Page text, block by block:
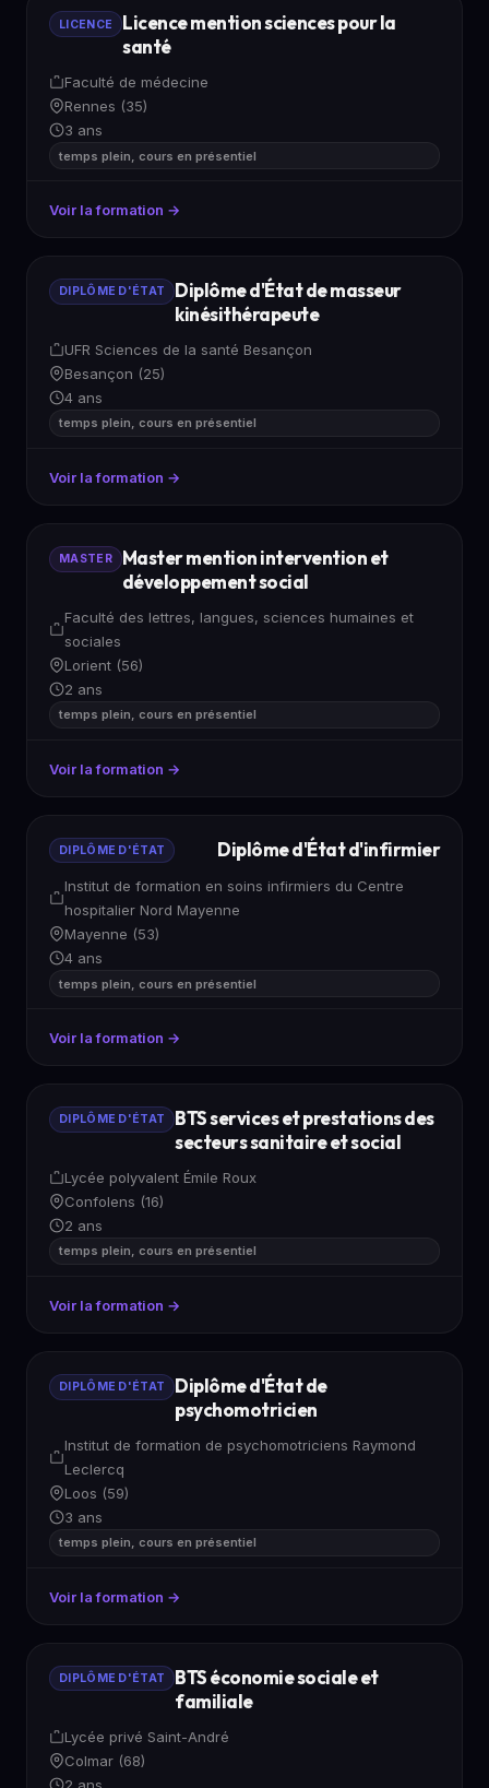
LICENCE
Licence mention sciences pour la
santé
Faculté de médecine
Rennes (35)
3 ans
temps plein, cours en présentiel
Voir la formation →
DIPLÔME D'ÉTAT
Diplôme d'État de masseur
kinésithérapeute
UFR Sciences de la santé Besançon
Besançon (25)
4 ans
temps plein, cours en présentiel
Voir la formation →
MASTER
Master mention intervention et
développement social
Faculté des lettres, langues, sciences humaines et
sociales
Lorient (56)
2 ans
temps plein, cours en présentiel
Voir la formation →
DIPLÔME D'ÉTAT Diplôme d'État d'infirmier
Institut de formation en soins infirmiers du Centre
hospitalier Nord Mayenne
Mayenne (53)
4 ans
temps plein, cours en présentiel
Voir la formation →
DIPLÔME D'ÉTAT
BTS services et prestations des
secteurs sanitaire et social
Lycée polyvalent Émile Roux
Confolens (16)
2 ans
temps plein, cours en présentiel
Voir la formation →
DIPLÔME D'ÉTAT
Diplôme d'État de
psychomotricien
Institut de formation de psychomotriciens Raymond
Leclercq
Loos (59)
3 ans
temps plein, cours en présentiel
Voir la formation →
DIPLÔME D'ÉTAT
BTS économie sociale et
familiale
Lycée privé Saint-André
Colmar (68)
2 ans